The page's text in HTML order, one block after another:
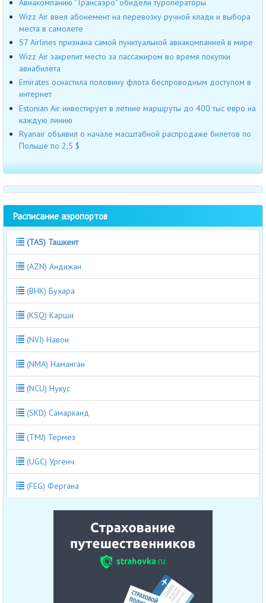
Авиакомпанию "Трансаэро" обидели туроператоры
Wizz Air ввел абонемент на перевозку ручной клади и выбора
места в самолете
S7 Airlines признана самой пунктуальной авиакомпанией в мире
Wizz Air закрепит место за пассажиром во время покупки
авиабилета
Emirates оснастила половину флота беспроводным доступом в
интернет
Estonian Air инвестирует в летние маршруты до 400 тыс евро на
каждую линию
Ryanair объявил о начале масштабной распродаже билетов по
Польше по 2,5 $
Расписание аэропортов
(TAS) Ташкент
(AZN) Андижан
(BHK) Бухара
(KSQ) Карши
(NVI) Навои
(NMA) Наманган
(NCU) Нукус
(SKD) Самарканд
(TMJ) Термез
(UGC) Ургенч
(FEG) Фергана